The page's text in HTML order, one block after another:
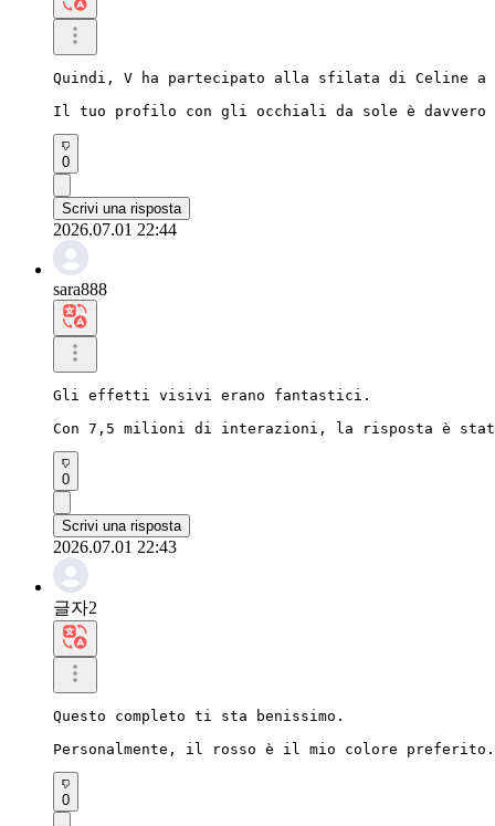
Quindi, V ha partecipato alla sfilata di Celine a
Il tuo profilo con gli occhiali da sole è davvero
0
Scrivi una risposta
2026.07.01 22:44
sara888
Gli effetti visivi erano fantastici.
Con 7,5 milioni di interazioni, la risposta è
0
Scrivi una risposta
2026.07.01 22:43
글자2
Questo completo ti sta benissimo.
Personalmente, il rosso è il mio colore preferito.
0